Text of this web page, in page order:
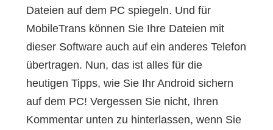
Dateien auf dem PC spiegeln. Und für
MobileTrans können Sie Ihre Dateien mit
dieser Software auch auf ein anderes Telefon
übertragen. Nun, das ist alles für die
heutigen Tipps, wie Sie Ihr Android sichern
auf dem PC! Vergessen Sie nicht, Ihren
Kommentar unten zu hinterlassen, wenn Sie